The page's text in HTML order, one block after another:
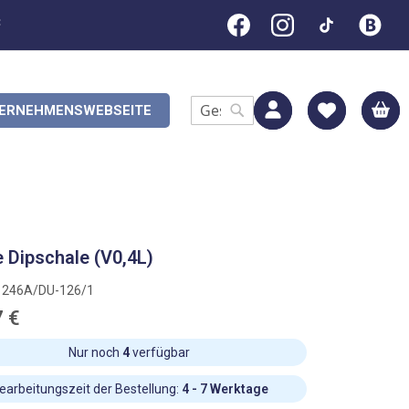
Search Search
Dipschale (V0,4L)
DU-126/1
€
Nur noch 4verfügbar
der Bestellung: 4 - 7 Werktage